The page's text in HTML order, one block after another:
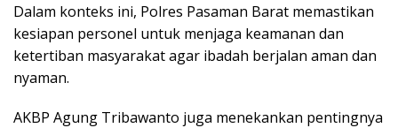
Dalam konteks ini, Polres Pasaman Barat memastikan
kesiapan personel untuk menjaga keamanan dan
ketertiban masyarakat agar ibadah berjalan aman dan
nyaman.
AKBP Agung Tribawanto juga menekankan pentingnya